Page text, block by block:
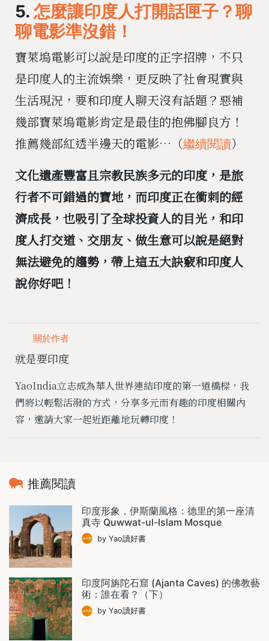
5. 怎麼讓印度人打開話匣子？聊
聊電影準沒錯！
寶萊塢電影可以說是印度的正字招牌，不只
是印度人的主流娛樂，更反映了社會現實與
生活現況，要和印度人聊天沒有話題？惡補
幾部寶萊塢電影肯定是最佳的抱佛腳良方！
推薦幾部紅透半邊天的電影…（繼續閱讀）
文化遺產豐富且宗教民族多元的印度，是旅
行者不可錯過的寶地，而印度正在衝刺的經
濟成長，也吸引了全球投資人的目光，和印
度人打交道、交朋友、做生意可以說是絕對
無法避免的趨勢，帶上這五大訣竅和印度人
說你好吧！
關於作者
就是要印度
YaoIndia立志成為華人世界連結印度的第一道橋樑，我
們將以輕鬆活潑的方式，分享多元而有趣的印度相關內
容，邀請大家一起近距離地玩轉印度！
推薦閱讀
印度形象，伊斯蘭風格：德里的第一座清
真寺 Quwwat-ul-Islam Mosque
by Yao讀好書
印度阿旃陀石窟 (Ajanta Caves) 的佛教藝
術：誰在看？（下）
by Yao讀好書